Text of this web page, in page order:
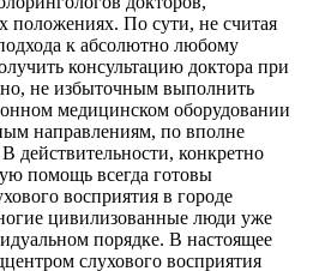
положениях. По сути, не считая
к абсолютно любому
консультацию доктора при
не избыточным выполнить
медицинском оборудовании
направлениям, по вполне
действительности, конкретно
помощь всегда готовы
восприятия в городе
цивилизованные люди уже
порядке. В настоящее
слухового восприятия